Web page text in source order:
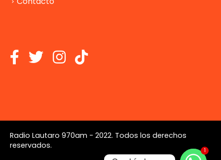
Radio Lautaro 970am - 2022. Todos los derechos
reservados.
1